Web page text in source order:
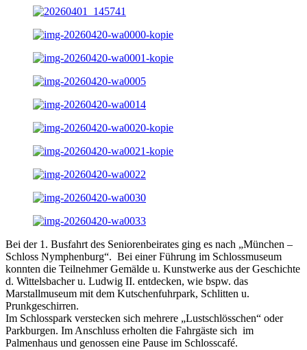
Bei der 1. Busfahrt des Seniorenbeirates ging es nach „München –
Schloss Nymphenburg“. Bei einer Führung im Schlossmuseum
konnten die Teilnehmer Gemälde u. Kunstwerke aus der Geschichte
d. Wittelsbacher u. Ludwig II. entdecken, wie bspw. das
Marstallmuseum mit dem Kutschenfuhrpark, Schlitten u.
Prunkgeschirren.
Im Schlosspark verstecken sich mehrere „Lustschlösschen“ oder
Parkburgen. Im Anschluss erholten die Fahrgäste sich im
Palmenhaus und genossen eine Pause im Schlosscafé.